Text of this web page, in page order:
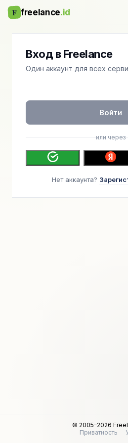
F freelance.id
Вход в Freelance
Один аккаунт для всех
Войти
или через
Нет аккаунта?
© 2005–2026
Приватность